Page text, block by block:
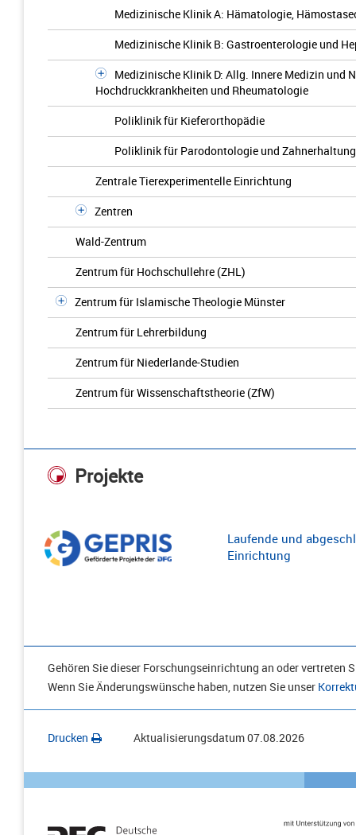
Medizinische Klinik A: Hämatologie,
Medizinische Klinik B: Gastroenterologie und
Medizinische Klinik D: Allg. Innere Medizin und
Hochdruckkrankheiten und Rheumatologie
Poliklinik für Kieferorthopädie
Poliklinik für Parodontologie und Zahnerhaltung
Zentrale Tierexperimentelle Einrichtung
Zentren
Wald-Zentrum
Zentrum für Hochschullehre (ZHL)
Zentrum für Islamische Theologie Münster
Zentrum für Lehrerbildung
Zentrum für Niederlande-Studien
Zentrum für Wissenschaftstheorie (ZfW)
Projekte
Laufende und
Einrichtung
Gehören Sie dieser Forschungseinrichtung an oder vertreten
Wenn Sie Änderungswünsche haben, nutzen Sie unser
Drucken Aktualisierungsdatum07.08.2026